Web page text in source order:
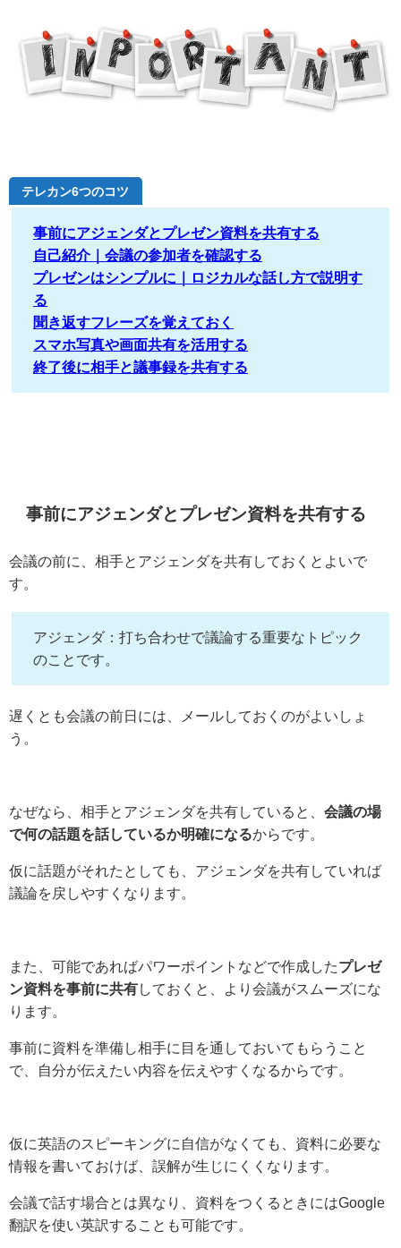
テレカン6つのコツ
事前にアジェンダとプレゼン資料を共有する
自己紹介｜会議の参加者を確認する
プレゼンはシンプルに｜ロジカルな話し方で説明す
る
聞き返すフレーズを覚えておく
スマホ写真や画面共有を活用する
終了後に相手と議事録を共有する
事前にアジェンダとプレゼン資料を共有する
会議の前に、相手とアジェンダを共有しておくとよいで
す。
アジェンダ：打ち合わせで議論する重要なトピック
のことです。
遅くとも会議の前日には、メールしておくのがよいしょ
う。
なぜなら、相手とアジェンダを共有していると、 会議の場
で何の話題を話しているか明確になるからです。
仮に話題がそれたとしても、アジェンダを共有していれば
議論を戻しやすくなります。
また、可能であればパワーポイントなどで作成したプレゼ
ン資料を事前に共有しておくと、より会議がスムーズにな
ります。
事前に資料を準備し相手に目を通しておいてもらうこと
で、自分が伝えたい内容を伝えやすくなるからです。
仮に英語のスピーキングに自信がなくても、資料に必要な
情報を書いておけば、誤解が生じにくくなります。
会議で話す場合とは異なり、資料をつくるときにはGoogle
翻訳を使い英訳することも可能です。